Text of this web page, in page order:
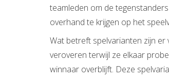
teamleden om de
overhand te krijgen op het
Wat betreft spelvarianten zijn er
veroveren terwijl ze elkaar
winnaar overblijft. Deze